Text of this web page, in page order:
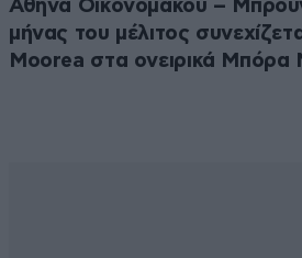
Αθηνά Οικονομάκου –
μήνας του μέλιτος
Moorea στα ονειρικά